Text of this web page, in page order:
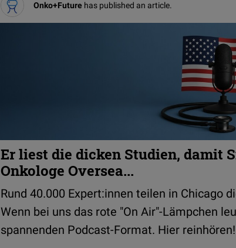
Onko+Future has published an article.
Er liest die dicken Studien, damit
Onkologe Oversea...
Rund 40.000 Expert:innen teilen in Chicago
Wenn bei uns das rote "On Air"-Lämpchen
spannenden Podcast-Format. Hier reinhören!